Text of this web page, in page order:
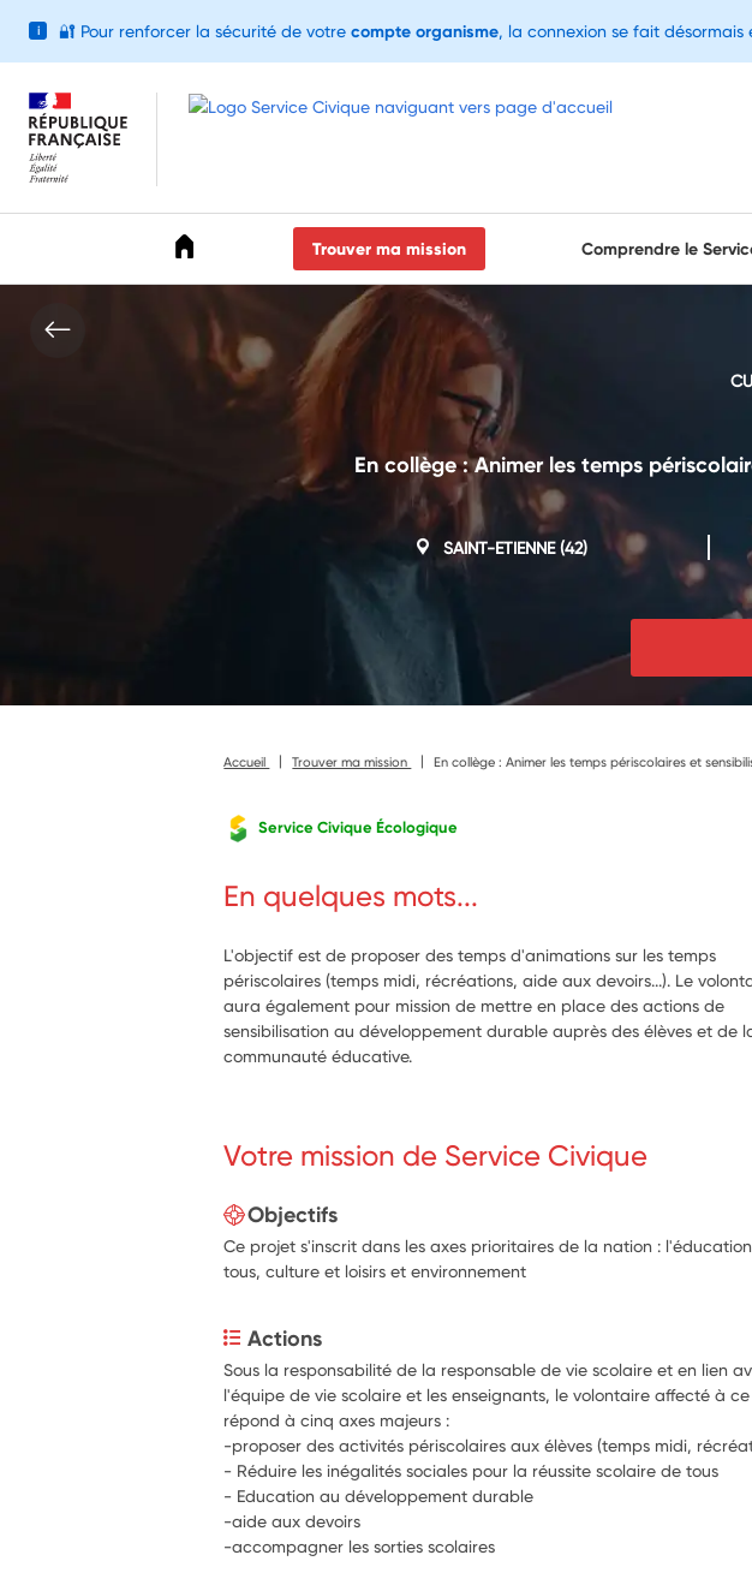
Trouver ma mission Comprendre le
En collège : Animer les temps
SAINT-ETIENNE(42)
Accueil Trouver ma mission En collège : Animer les temps périscolaires et
Service Civique Écologique
En quelques mots...
L'objectif est de proposer des temps d'animations sur les temps
périscolaires (temps midi, récréations, aide aux devoirs...). Le
aura également pour mission de mettre en place des actions de
sensibilisation au développement durable auprès des élèves et de
communauté éducative.
Votre mission de Service Civique
Objectifs
Ce projet s'inscrit dans les axes prioritaires de la nation :
tous, culture et loisirs et environnement
Actions
Sous la responsabilité de la responsable de vie scolaire et en lien
l'équipe de vie scolaire et les enseignants, le volontaire affecté à
répond à cinq axes majeurs :
-proposer des activités périscolaires aux élèves (temps midi,
- Réduire les inégalités sociales pour la réussite scolaire de tous
- Education au développement durable
-aide aux devoirs
-accompagner les sorties scolaires
i 🔐 Pour renforcer la sécurité de votre compte organisme, la connexion se fait